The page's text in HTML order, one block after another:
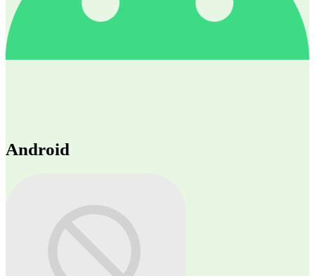
Android